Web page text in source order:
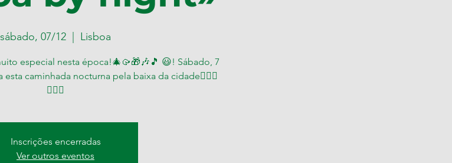
sábado, 07/12 Lisboa
especial nesta época!🎄🥠🎁🎶🎵 😃! Sábado, 7
caminhada nocturna pela baixa da cidade🚶🏽‍♂
🚶🏼‍♀
Inscrições encerradas
Ver outros eventos